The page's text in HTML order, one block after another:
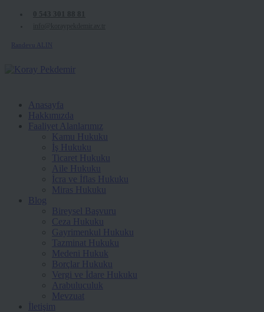
Randevu ALIN
Anasayfa
Hakkımızda
Faaliyet Alanlarımız
Kamu Hukuku
İş Hukuku
Ticaret Hukuku
Aile Hukuku
İcra ve İflas Hukuku
Miras Hukuku
Blog
Bireysel Başvuru
Ceza Hukuku
Gayrimenkul Hukuku
Tazminat Hukuku
Medeni Hukuk
Borçlar Hukuku
Vergi ve İdare Hukuku
Arabuluculuk
Mevzuat
İletişim